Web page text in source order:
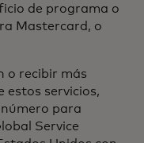
de programa o
Mastercard, o
o recibir más
estos servicios,
número para
Service